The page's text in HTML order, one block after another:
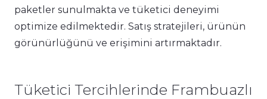
paketler sunulmakta ve tüketici deneyimi
optimize edilmektedir. Satış stratejileri, ürünün
görünürlüğünü ve erişimini artırmaktadır.
Tüketici Tercihlerinde Frambuazlı